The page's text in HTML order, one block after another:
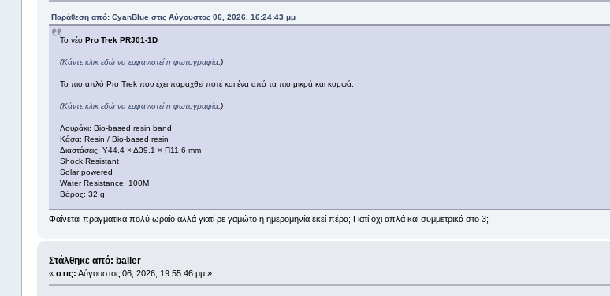
Παράθεση από: CyanBlue στις Αύγουστος 06, 2026, 16:24:43 μμ
To νέο Pro Trek PRJ01-1D
(Κάντε κλικ εδώ να εμφανιστεί η φωτογραφία.)
To πιο απλό Pro Trek που έχει παραχθεί ποτέ και ένα από τα πιο μικρά και κομψά.
(Κάντε κλικ εδώ να εμφανιστεί η φωτογραφία.)
Λουράκι: Bio-based resin band
Κάσα: Resin / Bio-based resin
Διαστάσεις: Υ44.4 × Δ39.1 × Π11.6 mm
Shock Resistant
Solar powered
Water Resistance: 100M
Βάρος: 32 g
Φαίνεται πραγματικά πολύ ωραίο αλλά γιατί ρε γαμώτο η ημερομηνία εκεί πέρα; Γιατί όχι απλά και συμμετρικά στο 3;
Στάλθηκε από: baller
« στις: Αύγουστος 06, 2026, 19:55:46 μμ »